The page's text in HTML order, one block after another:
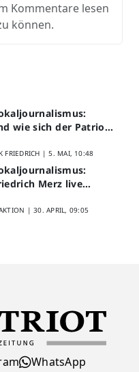
Kommentare lesen
können.
wie sich der Patriot
FRIEDRICH |5. MAI, 10:48
Merz live
|30. APRIL, 09:05
WhatsApp